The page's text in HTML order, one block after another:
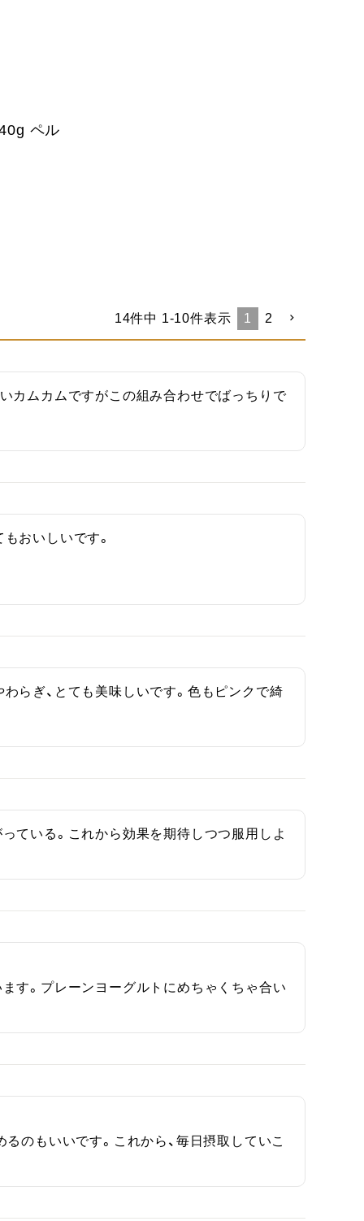
ペル
14件中 1-10件表示 1 2
カムカムですがこの組み合わせでばっちりで
おいしいです。
らぎ、とても美味しいです。色もピンクで綺
ている。これから効果を期待しつつ服用しよ
す。プレーンヨーグルトにめちゃくちゃ合い
のもいいです。これから、毎日摂取していこ